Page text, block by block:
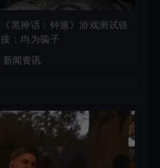
《黑神话：钟馗》游戏测试链
接：均为骗子
新闻资讯